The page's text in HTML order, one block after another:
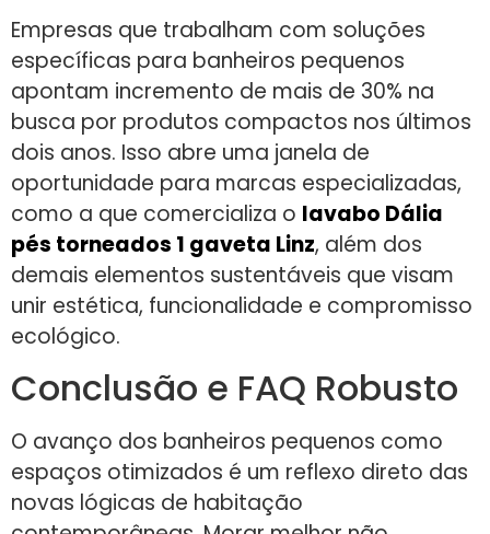
Empresas que trabalham com soluções
específicas para banheiros pequenos
apontam incremento de mais de 30% na
busca por produtos compactos nos últimos
dois anos. Isso abre uma janela de
oportunidade para marcas especializadas,
como a que comercializa o lavabo Dália
pés torneados 1 gaveta Linz, além dos
demais elementos sustentáveis que visam
unir estética, funcionalidade e compromisso
ecológico.
Conclusão e FAQ Robusto
O avanço dos banheiros pequenos como
espaços otimizados é um reflexo direto das
novas lógicas de habitação